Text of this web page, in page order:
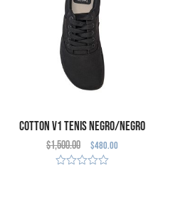
Cotton V1 Tenis Negro/Negro
(Defecto Cosmético)
$1,500.00 $480.00